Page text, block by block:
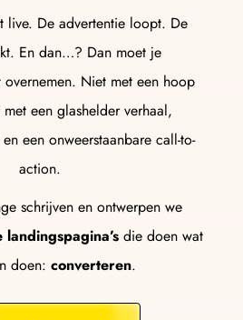
live. De advertentie loopt. De
En dan…? Dan moet je
Niet met een hoop
een glashelder verhaal,
een onweerstaanbare call-to-
action.
schrijven en ontwerpen we
die doen wat
doen: converteren.